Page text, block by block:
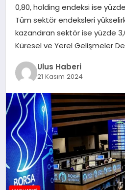
MAGAZIN
YAŞAM
0,80, holding endeksi ise
Tüm sektör endeksleri
kazandıran sektör ise yüzde
Küresel ve Yerel Gelişmeler
Ulus Haberi
21 Kasım 2024